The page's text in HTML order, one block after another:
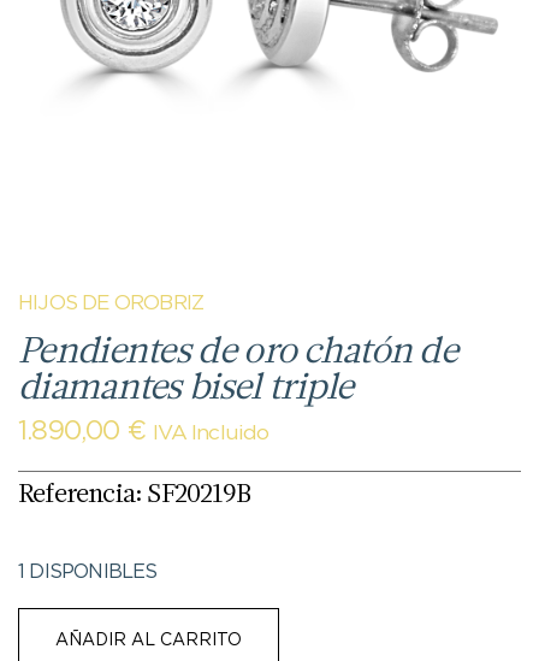
HIJOS DE OROBRIZ
Pendientes de oro chatón de
diamantes bisel triple
1.890,00 € IVA Incluido
Referencia: SF20219B
1 DISPONIBLES
AÑADIR AL CARRITO